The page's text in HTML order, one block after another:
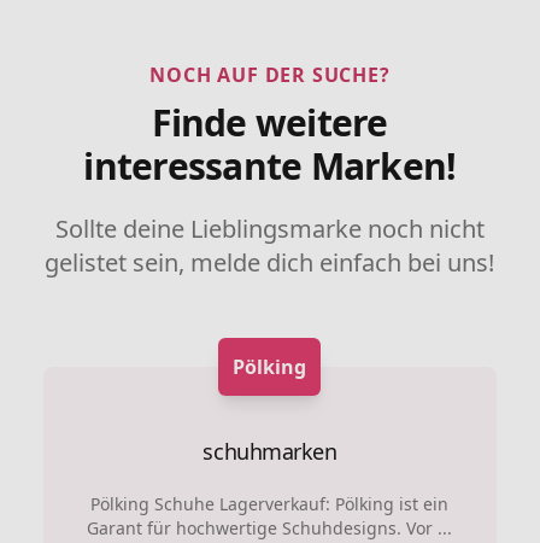
NOCH AUF DER SUCHE?
Finde weitere
interessante Marken!
Sollte deine Lieblingsmarke noch nicht
gelistet sein, melde dich einfach bei uns!
Pölking
schuhmarken
Pölking Schuhe Lagerverkauf: Pölking ist ein
Garant für hochwertige Schuhdesigns. Vor ...